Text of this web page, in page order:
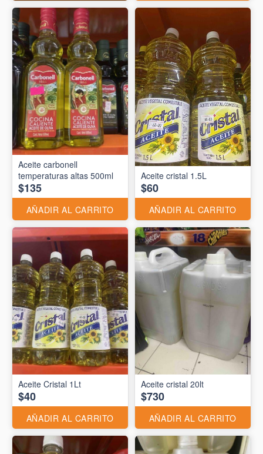
Aceite carbonell
temperaturas altas 500ml
$135
AÑADIR AL CARRITO
Aceite cristal 1.5L
$60
AÑADIR AL CARRITO
Aceite Cristal 1Lt
$40
AÑADIR AL CARRITO
Aceite cristal 20lt
$730
AÑADIR AL CARRITO